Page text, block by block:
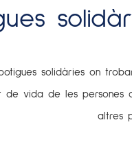
solidàries on
de vida de les
altres